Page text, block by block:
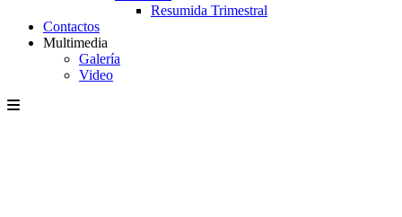
Resumida Trimestral
Contactos
Multimedia
Galería
Video